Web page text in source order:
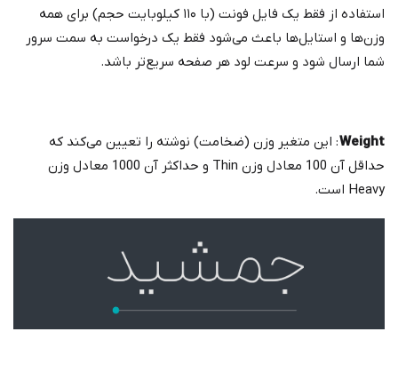
استفاده از فقط یک فایل فونت (با ۱۱۰ کیلوبایت حجم) برای همه
وزن‌ها و استایل‌ها باعث می‌شود فقط یک درخواست به سمت سرور
شما ارسال شود و سرعت لود هر صفحه سریع‌تر باشد.
Weight: این متغیر وزن (ضخامت) نوشته را تعیین می‌کند که
حداقل آن 100 معادل وزن Thin و حداکثر آن 1000 معادل وزن
Heavy است.